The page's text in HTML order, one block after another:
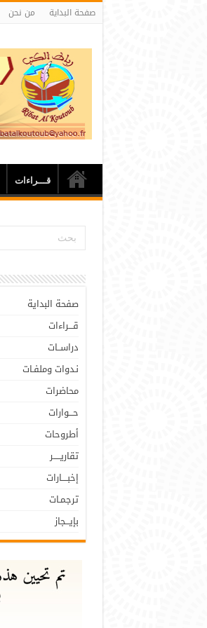
صفحة البداية من نحن
قـــراءات
صفحة البداية
قـــراءات
دراســات
نـدوات وملفـات
محاضرات
حـــوارات
أطروحات
تقاريـــــر
إخبــــارات
ترجمـات
بإيـــجاز